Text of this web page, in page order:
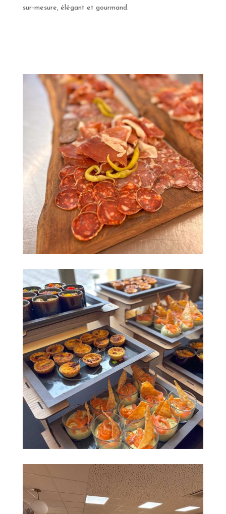
sur-mesure, élégant et gourmand.